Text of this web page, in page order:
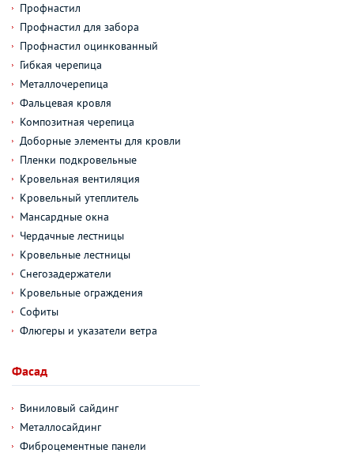
Профнастил
Профнастил для забора
Профнастил оцинкованный
Гибкая черепица
Металлочерепица
Фальцевая кровля
Композитная черепица
Доборные элементы для кровли
Пленки подкровельные
Кровельная вентиляция
Кровельный утеплитель
Мансардные окна
Чердачные лестницы
Кровельные лестницы
Снегозадержатели
Кровельные ограждения
Софиты
Флюгеры и указатели ветра
Фасад
Виниловый сайдинг
Металлосайдинг
Фиброцементные панели